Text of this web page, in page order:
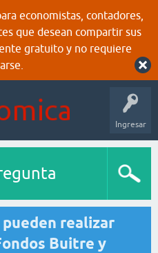
economistas, contadores,
que desean compartir sus
gratuito y no requiere
Ingresar
realizar
Buitre y